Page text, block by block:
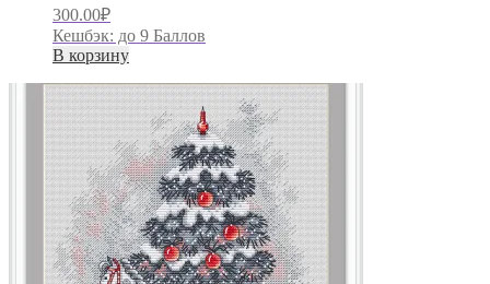
300.00₽
Кешбэк: до 9 Баллов
В корзину